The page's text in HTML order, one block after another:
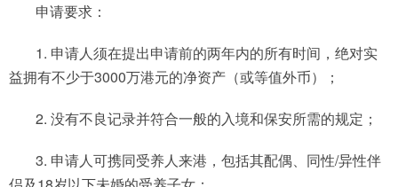
申请要求：
1. 申请人须在提出申请前的两年内的所有时间，绝对实
益拥有不少于3000万港元的净资产（或等值外币）；
2. 没有不良记录并符合一般的入境和保安所需的规定；
3. 申请人可携同受养人来港，包括其配偶、同性/异性伴